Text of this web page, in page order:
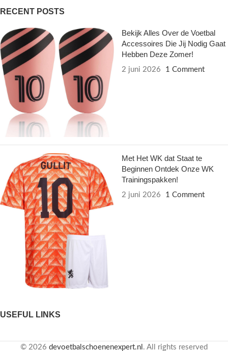
RECENT POSTS
Bekijk Alles Over de Voetbal
Accessoires Die Jij Nodig Gaat
Hebben Deze Zomer!
2 juni 2026 1 Comment
Met Het WK dat Staat te
Beginnen Ontdek Onze WK
Trainingspakken!
2 juni 2026 1 Comment
USEFUL LINKS
© 2026 devoetbalschoenenexpert.nl . All rights reserved